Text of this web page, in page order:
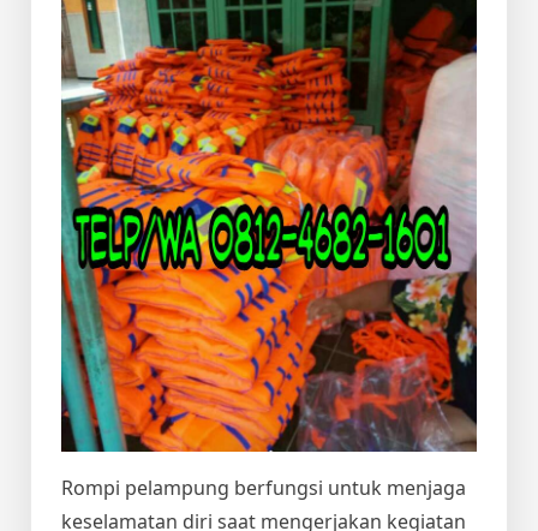
Rompi pelampung berfungsi untuk menjaga
keselamatan diri saat mengerjakan kegiatan